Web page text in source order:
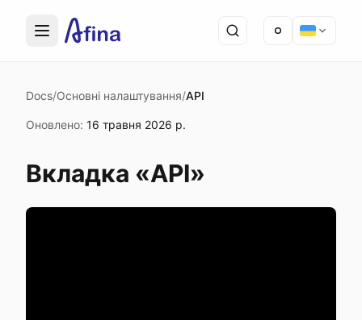
Docs/Основні налаштування/API
Оновлено: 16 травня 2026 р.
Вкладка «API»